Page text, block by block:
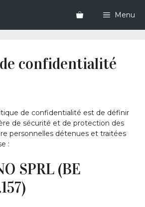
Menu
confidentialité
de confidentialité est de définir
de sécurité et de protection des
personnelles détenues et traitées
:
SPRL (BE